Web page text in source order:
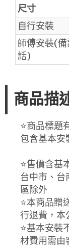
尺寸
自行安裝
師傅安裝(
話)
商品描
⭐️商品標題
包含基本
⭐️售價含基
台中市、台
區除外
⭐️本商品贈
行退費，本
⭐️基本安裝
材費用需由